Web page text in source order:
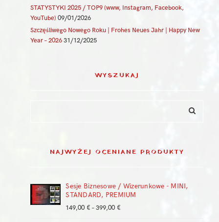
STATYSTYKI 2025 / TOP9 (www, Instagram, Facebook,
YouTube) 09/01/2026
Szczęśliwego Nowego Roku | Frohes Neues Jahr | Happy New
Year – 2026 31/12/2025
WYSZUKAJ
NAJWYŻEJ OCENIANE PRODUKTY
Sesje Biznesowe / Wizerunkowe - MINI,
STANDARD, PREMIUM
149,00 € – 399,00 €